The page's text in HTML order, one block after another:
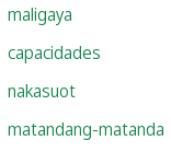
maligaya
capacidades
nakasuot
matandang-matanda